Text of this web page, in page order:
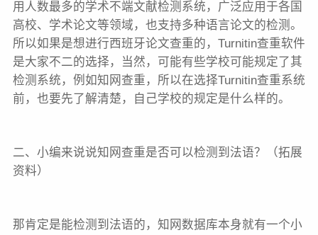
用人数最多的学术不端文献检测系统，广泛应用于各国
高校、学术论文等领域，也支持多种语言论文的检测。
所以如果是想进行西班牙论文查重的，Turnitin查重软件
是大家不二的选择，当然，可能有些学校可能规定了其
检测系统，例如知网查重，所以在选择Turnitin查重系统
前，也要先了解清楚，自己学校的规定是什么样的。
二、小编来说说知网查重是否可以检测到法语？（拓展
资料）
那肯定是能检测到法语的，知网数据库本身就有一个小